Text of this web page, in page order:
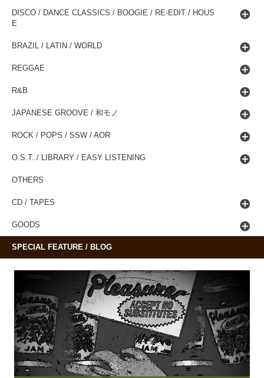
DISCO / DANCE CLASSICS / BOOGIE / RE-EDIT / HOUS
E
BRAZIL / LATIN / WORLD
REGGAE
R&B
JAPANESE GROOVE / 和モノ
ROCK / POPS / SSW / AOR
O.S.T. / LIBRARY / EASY LISTENING
OTHERS
CD / TAPES
GOODS
SPECIAL FEATURE / BLOG